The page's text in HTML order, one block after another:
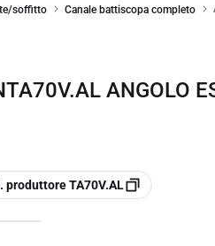
soffitto Canale battiscopa completo
ANGOLO
produttore TA70V.AL